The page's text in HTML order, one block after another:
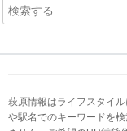
萩原情報はライフスタイ
や駅名でのキーワードを